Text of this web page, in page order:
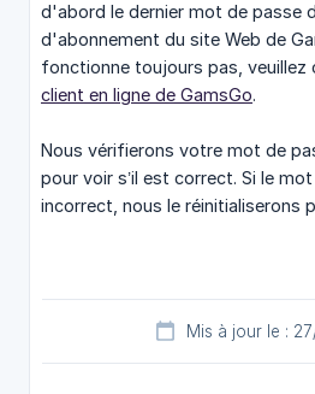
d'abord le dernier mot de passe
d'abonnement du site Web de
fonctionne toujours pas, veuillez
client en ligne de GamsGo.
Nous vérifierons votre mot de
pour voir s’il est correct. Si le
incorrect, nous le réinitialiserons
Mis à jour le :